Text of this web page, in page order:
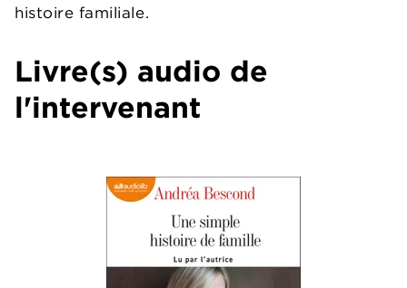
histoire familiale.
Livre(s) audio de
l'intervenant